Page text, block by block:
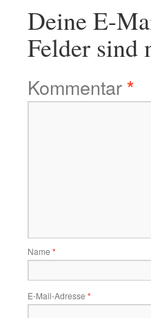
Deine E-
Felder sind
Kommentar*
Name *
E-Mail-Adresse *